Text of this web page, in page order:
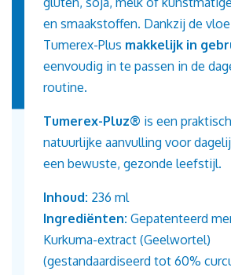
en smaakstoffen. Dankzij de
Tumerex-Plus makkelijk in
eenvoudig in te passen in de
routine.
Tumerex-Pluz® is een
natuurlijke aanvulling voor
een bewuste, gezonde leefstijl.
Inhoud: 236 ml
Ingrediënten: Gepatenteerd
Kurkuma-extract (Geelwortel)
(gestandaardiseerd tot 60%